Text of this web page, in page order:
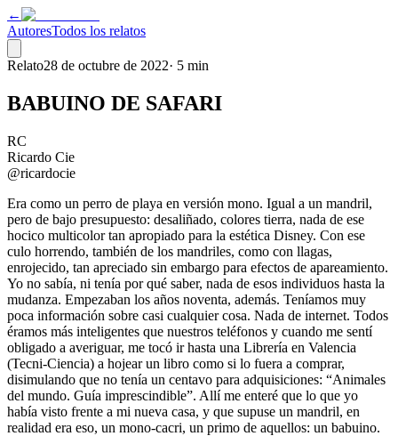
←
AutoresTodos los relatos
Relato28 de octubre de 2022· 5 min
BABUINO DE SAFARI
RC
Ricardo Cie
@ricardocie
Era como un perro de playa en versión mono. Igual a un mandril,
pero de bajo presupuesto: desaliñado, colores tierra, nada de ese
hocico multicolor tan apropiado para la estética Disney. Con ese
culo horrendo, también de los mandriles, como con llagas,
enrojecido, tan apreciado sin embargo para efectos de apareamiento.
Yo no sabía, ni tenía por qué saber, nada de esos individuos hasta la
mudanza. Empezaban los años noventa, además. Teníamos muy
poca información sobre casi cualquier cosa. Nada de internet. Todos
éramos más inteligentes que nuestros teléfonos y cuando me sentí
obligado a averiguar, me tocó ir hasta una Librería en Valencia
(Tecni-Ciencia) a hojear un libro como si lo fuera a comprar,
disimulando que no tenía un centavo para adquisiciones: “Animales
del mundo. Guía imprescindible”. Allí me enteré que lo que yo
había visto frente a mi nueva casa, y que supuse un mandril, en
realidad era eso, un mono-cacri, un primo de aquellos: un babuino.